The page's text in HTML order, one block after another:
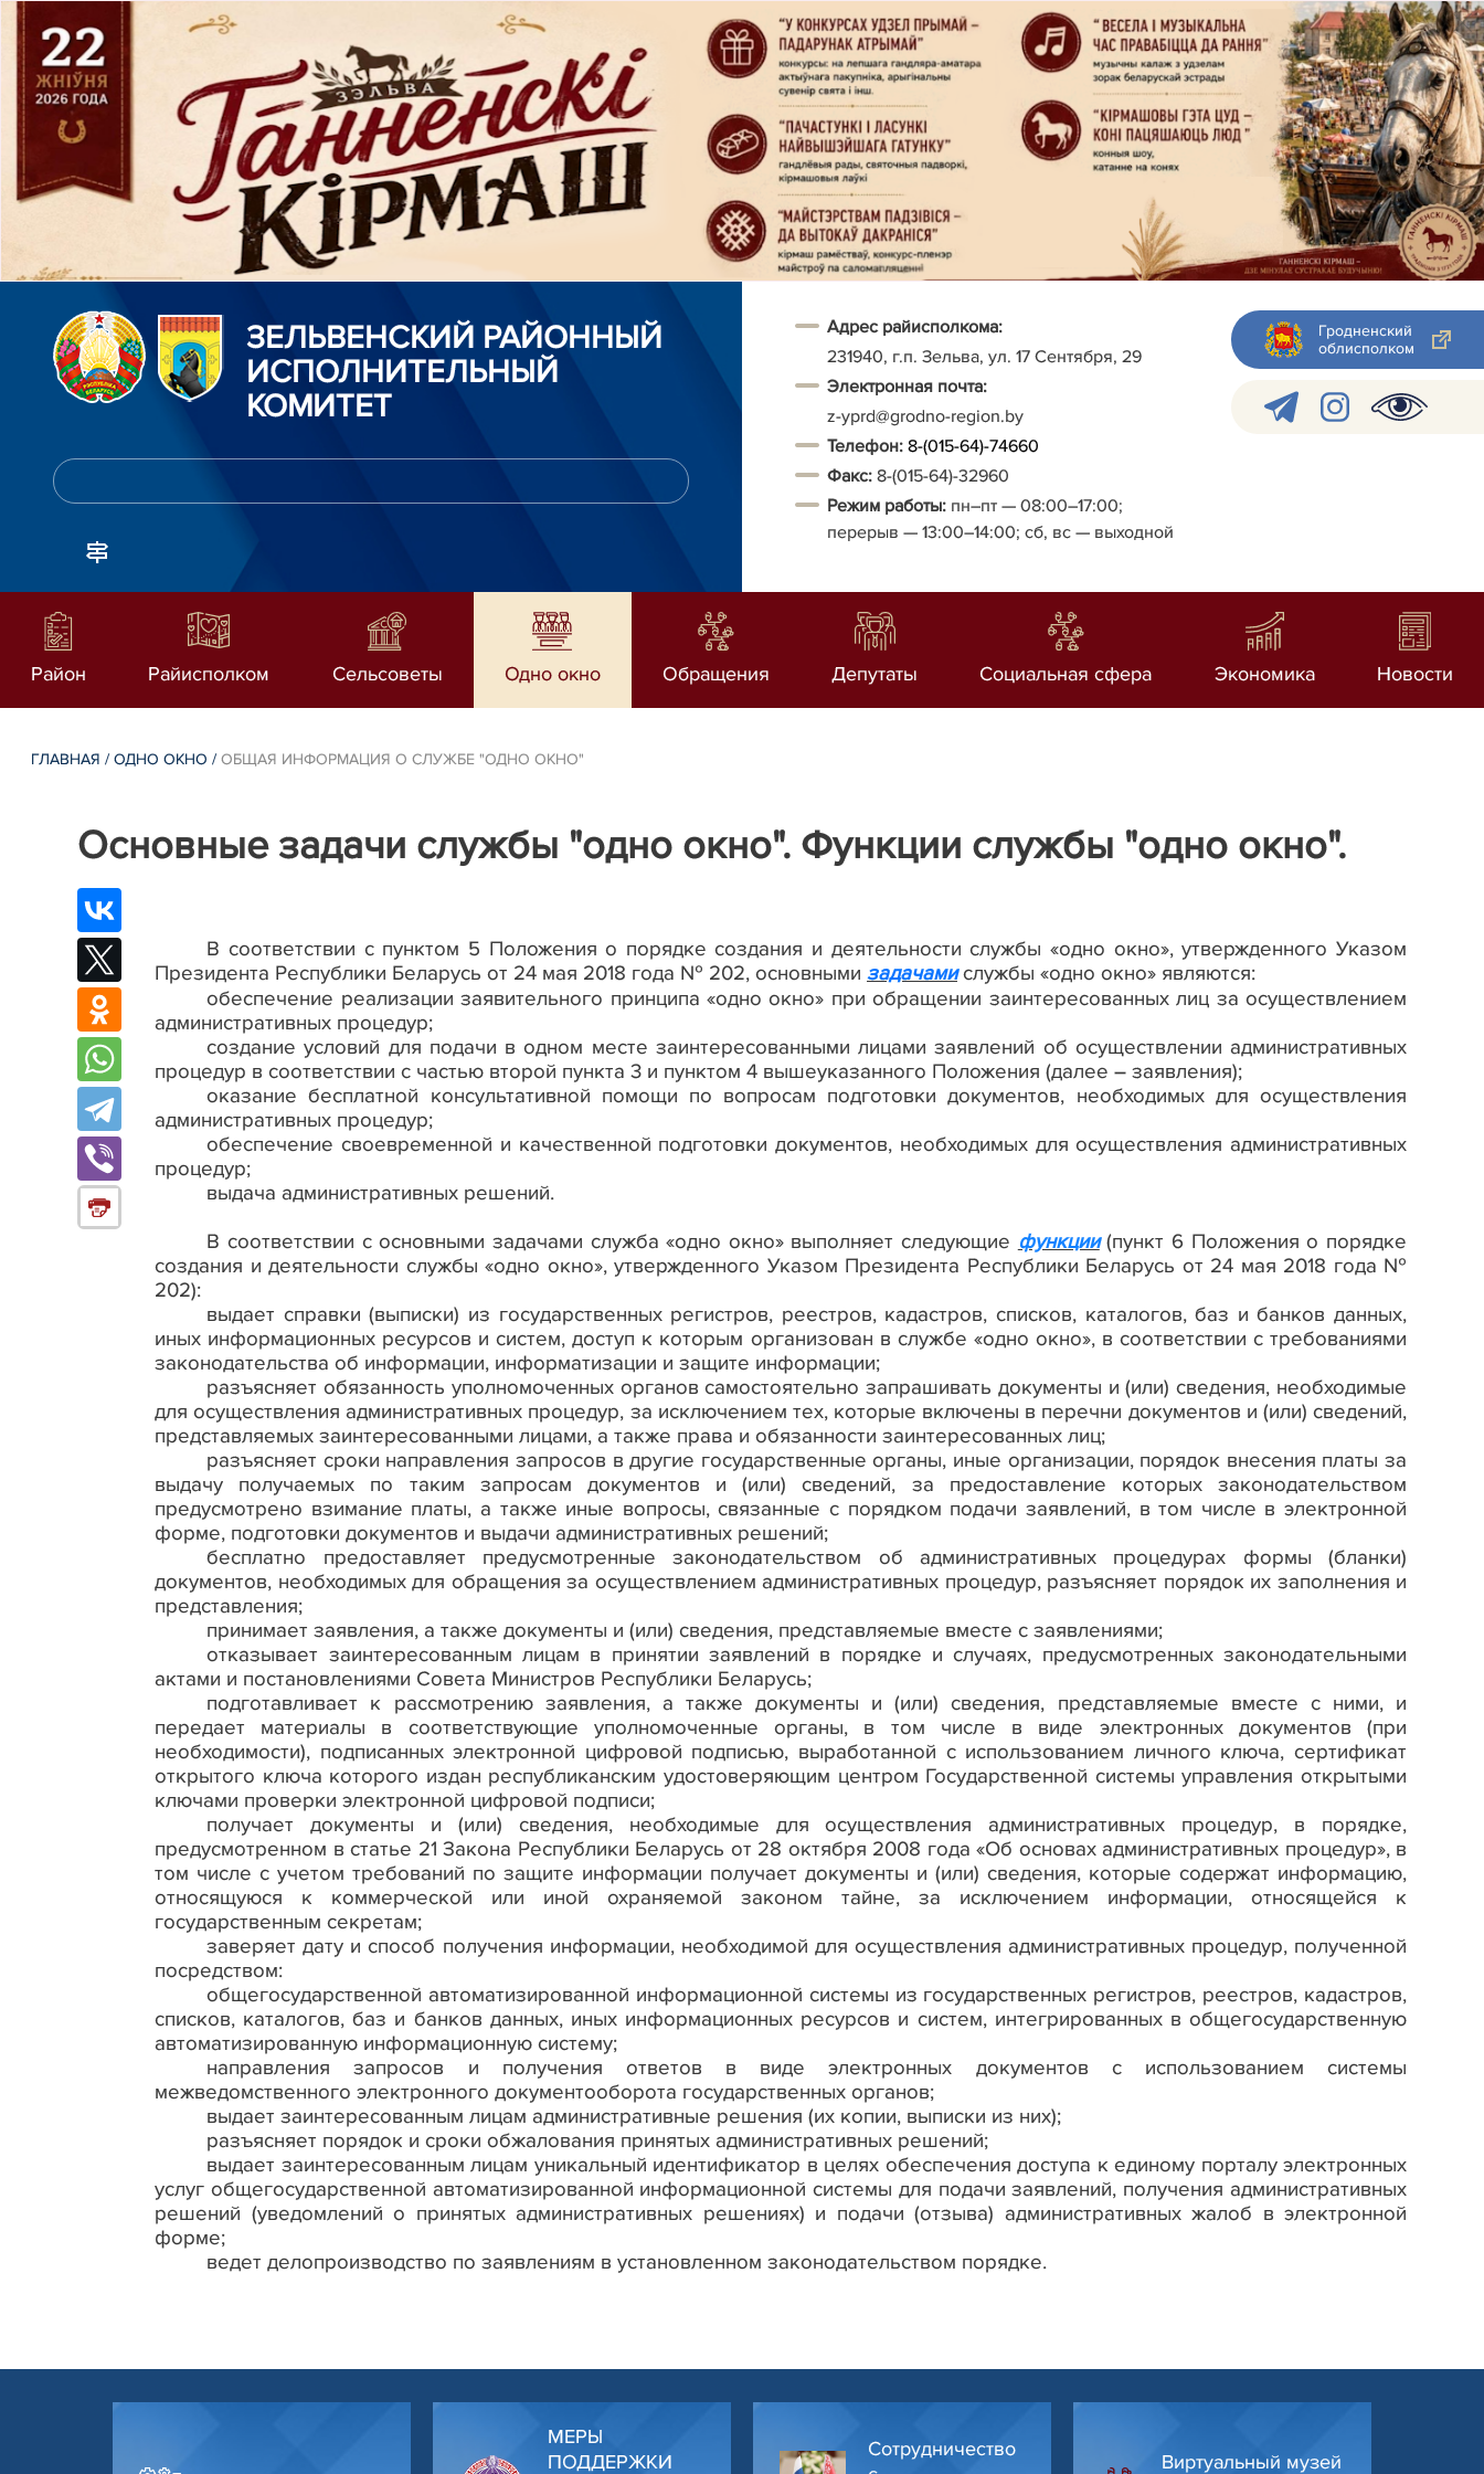
ЗЕЛЬВЕНСКИЙ РАЙОННЫЙ
ИСПОЛНИТЕЛЬНЫЙ
КОМИТЕТ
Адрес райисполкома:
231940, г.п. Зельва, ул. 17 Сентября, 29
Электронная почта:
z-yprd@grodno-region.by
Телефон: 8-(015-64)-74660
Факс: 8-(015-64)-32960
Режим работы: пн–пт — 08:00–17:00;
перерыв — 13:00–14:00; сб, вс — выходной
Гродненский
облисполком
Район Райисполком Сельсоветы Одно окно Обращения Депутаты Социальная сфера Экономика Новости
ГЛАВНАЯ /ОДНО ОКНО /ОБЩАЯ ИНФОРМАЦИЯ О СЛУЖБЕ "ОДНО ОКНО"
Основные задачи службы "одно окно". Функции службы "одно окно".
В соответствии с пунктом 5 Положения о порядке создания и деятельности службы«одно окно», утвержденного Указом
Президента Республики Беларусь от 24 мая 2018 года № 202, основными задачамислужбы «одно окно» являются:
обеспечение реализации заявительного принципа «одно окно» при обращении заинтересованных лиц за осуществлением
административных процедур;
создание условий для подачи в одном месте заинтересованными лицами заявлений об осуществлении административных
процедур в соответствии с частью второй пункта 3 и пунктом 4 вышеуказанного Положения (далее – заявления);
оказание бесплатной консультативной помощи по вопросам подготовки документов, необходимых для осуществления
административных процедур;
обеспечение своевременной и качественной подготовки документов, необходимых для осуществления административных
процедур;
выдача административных решений.
В соответствии с основными задачами служба «одно окно» выполняет следующие функции(пункт 6 Положения о порядке
создания и деятельности службы «одно окно», утвержденного Указом Президента Республики Беларусь от 24 мая 2018 года №
202):
выдает справки (выписки) из государственных регистров, реестров, кадастров, списков, каталогов, баз и банков данных,
иных информационных ресурсов и систем, доступ к которым организован в службе «одно окно», в соответствии с требованиями
законодательства об информации, информатизации и защите информации;
разъясняет обязанность уполномоченных органов самостоятельно запрашивать документы и (или) сведения, необходимые
для осуществления административных процедур, за исключением тех, которые включены в перечни документов и (или) сведений,
представляемых заинтересованными лицами, а также права и обязанности заинтересованных лиц;
разъясняет сроки направления запросов в другие государственные органы, иные организации, порядок внесения платы за
выдачу получаемых по таким запросам документов и (или) сведений, за предоставление которых законодательством
предусмотрено взимание платы, а также иные вопросы, связанные с порядком подачи заявлений, в том числе в электронной
форме, подготовки документов и выдачи административных решений;
бесплатно предоставляет предусмотренные законодательством об административных процедурах формы (бланки)
документов, необходимых для обращения за осуществлением административных процедур, разъясняет порядок их заполнения и
представления;
принимает заявления, а также документы и (или) сведения, представляемые вместе с заявлениями;
отказывает заинтересованным лицам в принятии заявлений в порядке и случаях, предусмотренных законодательными
актами и постановлениями Совета Министров Республики Беларусь;
подготавливает к рассмотрению заявления, а также документы и (или) сведения, представляемые вместе с ними, и
передает материалы в соответствующие уполномоченные органы, в том числе в виде электронных документов (при
необходимости), подписанных электронной цифровой подписью, выработанной с использованием личного ключа, сертификат
открытого ключа которого издан республиканским удостоверяющим центром Государственной системы управления открытыми
ключами проверки электронной цифровой подписи;
получает документы и (или) сведения, необходимые для осуществления административных процедур, в порядке,
предусмотренном в статье 21 Закона Республики Беларусь от 28 октября 2008 года «Об основах административных процедур», в
том числе с учетом требований по защите информации получает документы и (или) сведения, которые содержат информацию,
относящуюся к коммерческой или иной охраняемой законом тайне, за исключением информации, относящейся к
государственным секретам;
заверяет дату и способ получения информации, необходимой для осуществления административных процедур, полученной
посредством:
общегосударственной автоматизированной информационной системы из государственных регистров, реестров, кадастров,
списков, каталогов, баз и банков данных, иных информационных ресурсов и систем, интегрированных в общегосударственную
автоматизированную информационную систему;
направления запросов и получения ответов в виде электронных документов с использованием системы
межведомственного электронного документооборота государственных органов;
выдает заинтересованным лицам административные решения (их копии, выписки из них);
разъясняет порядок и сроки обжалования принятых административных решений;
выдает заинтересованным лицам уникальный идентификатор в целях обеспечения доступа к единому порталу электронных
услуг общегосударственной автоматизированной информационной системы для подачи заявлений, получения административных
решений (уведомлений о принятых административных решениях) и подачи (отзыва) административных жалоб в электронной
форме;
ведет делопроизводство по заявлениям в установленном законодательством порядке.
МЕРЫ
ПОДДЕРЖКИ
Сотрудничество
Виртуальный музей